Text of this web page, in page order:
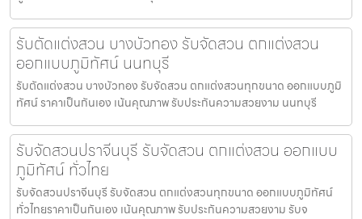
รับตัดแต่งสวน บางบัวทอง รับจัดสวน ตกแต่งสวน
ออกแบบภูมิทัศน์ นนทบุรี
รับตัดแต่งสวน บางบัวทอง รับจัดสวน ตกแต่งสวนทุกขนาด ออกแบบภูมิ
ทัศน์ ราคาเป็นกันเอง เน้นคุณภาพ รับประกันความสวยงาม นนทบุรี
รับจัดสวนปราจีนบุรี รับจัดสวน ตกแต่งสวน ออกแบบ
ภูมิทัศน์ ทั่วไทย
รับจัดสวนปราจีนบุรี รับจัดสวน ตกแต่งสวนทุกขนาด ออกแบบภูมิทัศน์
ทั่วไทยราคาเป็นกันเอง เน้นคุณภาพ รับประกันความสวยงาม รับจ